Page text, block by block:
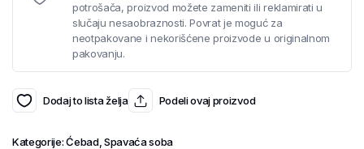
potrošača, proizvod možete zameniti ili reklamirati u
slučaju nesaobraznosti. Povrat je moguć za
neotpakovane i nekorišćene proizvode u originalnom
pakovanju.
Dodaj to lista želja Podeli ovaj proizvod
Kategorije:Ćebad, Spavaća soba